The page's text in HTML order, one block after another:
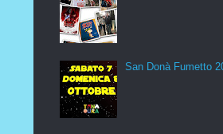
San Donà Fumetto